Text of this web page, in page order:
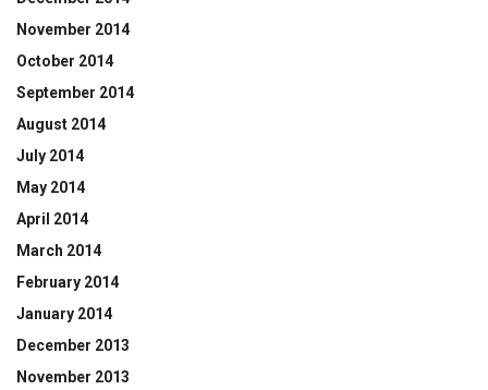
November 2014
October 2014
September 2014
August 2014
July 2014
May 2014
April 2014
March 2014
February 2014
January 2014
December 2013
November 2013